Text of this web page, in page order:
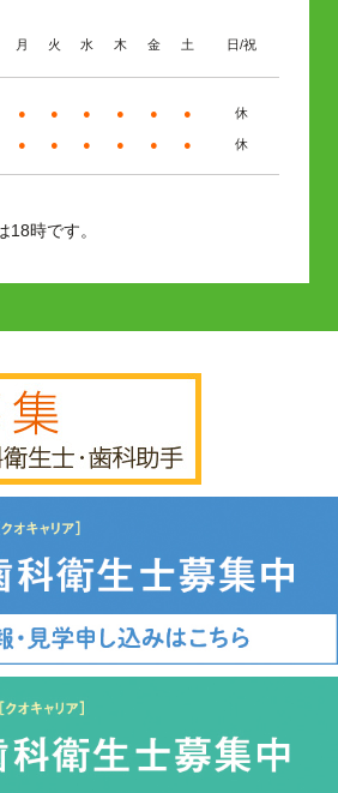
月 火 水 木 金 土 日/祝
● ● ● ● ● ● 休
● ● ● ● ● ● 休
時です。